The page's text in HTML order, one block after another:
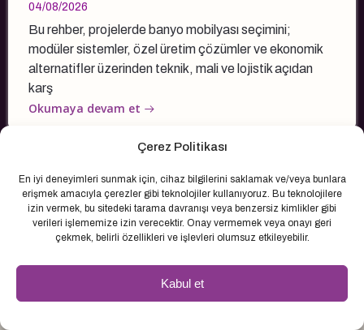
Çerez Politikası
En iyi deneyimleri sunmak için, cihaz bilgilerini saklamak ve/veya bunlara
erişmek amacıyla çerezler gibi teknolojiler kullanıyoruz. Bu teknolojilere
izin vermek, bu sitedeki tarama davranışı veya benzersiz kimlikler gibi
verileri işlememize izin verecektir. Onay vermemek veya onayı geri
çekmek, belirli özellikleri ve işlevleri olumsuz etkileyebilir.
Kabul et
04/08/2026
Bu rehber, projelerde banyo mobilyası seçimini;
modüler sistemler, özel üretim çözümler ve ekonomik
alternatifler üzerinden teknik, mali ve lojistik açıdan
karş
Okumaya devam et